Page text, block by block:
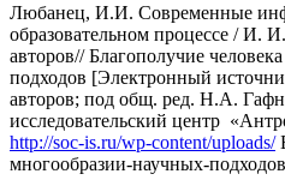
Любанец, И.И. Современные
образовательном процессе / И.
авторов// Благополучие
подходов [Электронный
авторов; под общ. ред. Н.А.
исследовательский центр
http://soc-is.ru/wp-content/uploads/
многообразии-научных-